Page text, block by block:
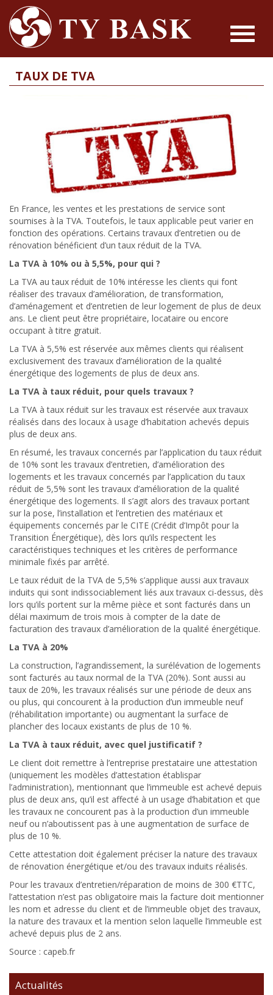
Toggle
TAUX DE TVA
En France, les ventes et les prestations de service sont
soumises à la TVA. Toutefois, le taux applicable peut varier en
fonction des opérations. Certains travaux d’entretien ou de
rénovation bénéficient d’un taux réduit de la TVA.
La TVA à 10% ou à 5,5%, pour qui ?
La TVA au taux réduit de 10% intéresse les clients qui font
réaliser des travaux d’amélioration, de transformation,
d’aménagement et d’entretien de leur logement de plus de deux
ans. Le client peut être propriétaire, locataire ou encore
occupant à titre gratuit.
La TVA à 5,5% est réservée aux mêmes clients qui réalisent
exclusivement des travaux d’amélioration de la qualité
énergétique des logements de plus de deux ans.
La TVA à taux réduit, pour quels travaux ?
La TVA à taux réduit sur les travaux est réservée aux travaux
réalisés dans des locaux à usage d’habitation achevés depuis
plus de deux ans.
En résumé, les travaux concernés par l’application du taux réduit
de 10% sont les travaux d’entretien, d’amélioration des
logements et les travaux concernés par l’application du taux
réduit de 5,5% sont les travaux d’amélioration de la qualité
énergétique des logements. Il s’agit alors des travaux portant
sur la pose, l’installation et l’entretien des matériaux et
équipements concernés par le CITE (Crédit d’Impôt pour la
Transition Énergétique), dès lors qu’ils respectent les
caractéristiques techniques et les critères de performance
minimale fixés par arrêté.
Le taux réduit de la TVA de 5,5% s’applique aussi aux travaux
induits qui sont indissociablement liés aux travaux ci-dessus, dès
lors qu’ils portent sur la même pièce et sont facturés dans un
délai maximum de trois mois à compter de la date de
facturation des travaux d’amélioration de la qualité énergétique.
La TVA à 20%
La construction, l’agrandissement, la surélévation de logements
sont facturés au taux normal de la TVA (20%). Sont aussi au
taux de 20%, les travaux réalisés sur une période de deux ans
ou plus, qui concourent à la production d’un immeuble neuf
(réhabilitation importante) ou augmentant la surface de
plancher des locaux existants de plus de 10 %.
La TVA à taux réduit, avec quel justificatif ?
Le client doit remettre à l’entreprise prestataire une attestation
(uniquement les modèles d’attestation établispar
l’administration), mentionnant que l’immeuble est achevé depuis
plus de deux ans, qu’il est affecté à un usage d’habitation et que
les travaux ne concourent pas à la production d’un immeuble
neuf ou n’aboutissent pas à une augmentation de surface de
plus de 10 %.
Cette attestation doit également préciser la nature des travaux
de rénovation énergétique et/ou des travaux induits réalisés.
Pour les travaux d’entretien/réparation de moins de 300 €TTC,
l’attestation n’est pas obligatoire mais la facture doit mentionner
les nom et adresse du client et de l’immeuble objet des travaux,
la nature des travaux et la mention selon laquelle l’immeuble est
achevé depuis plus de 2 ans.
Source : capeb.fr
Actualités